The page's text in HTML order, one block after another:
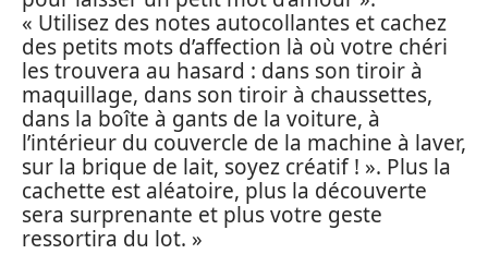
« Utilisez des notes autocollantes et cachez
des petits mots d’affection là où votre chéri
les trouvera au hasard : dans son tiroir à
maquillage, dans son tiroir à chaussettes,
dans la boîte à gants de la voiture, à
l’intérieur du couvercle de la machine à laver,
sur la brique de lait, soyez créatif ! ». Plus la
cachette est aléatoire, plus la découverte
sera surprenante et plus votre geste
ressortira du lot. »